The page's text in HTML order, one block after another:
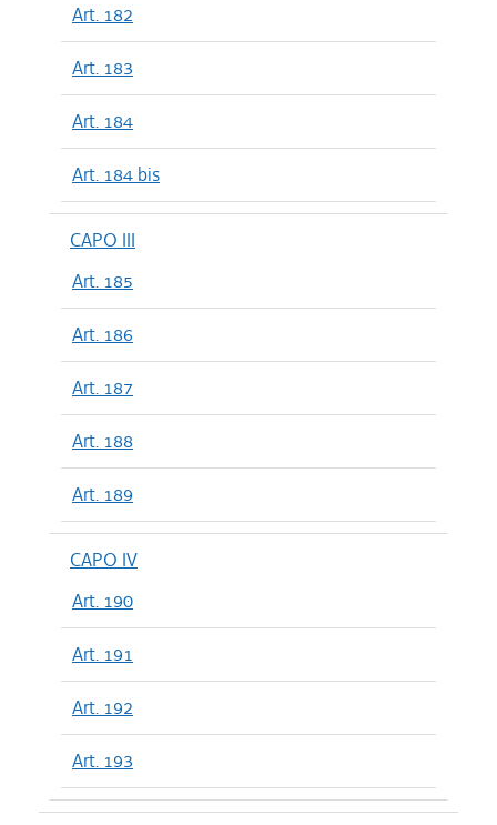
Art. 182
Art. 183
Art. 184
Art. 184 bis
CAPO III
Art. 185
Art. 186
Art. 187
Art. 188
Art. 189
CAPO IV
Art. 190
Art. 191
Art. 192
Art. 193